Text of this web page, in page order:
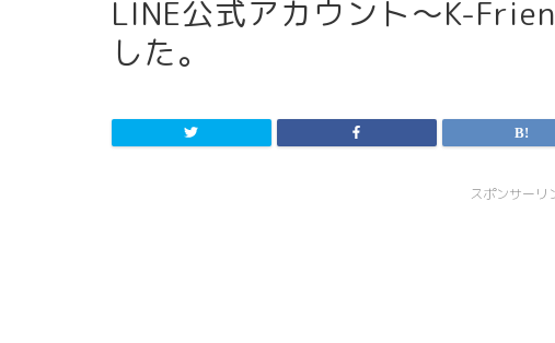
LINE公式アカウント～K-
した。
スポンサーリ